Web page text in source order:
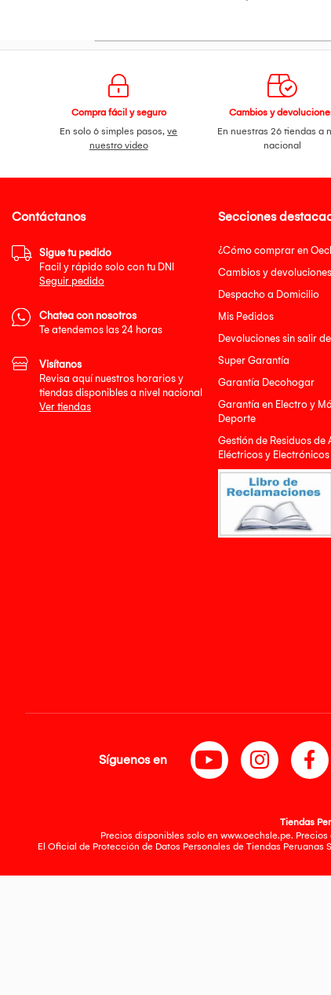
Compra fácil y seguro
En solo 6 simples pasos,ve
nuestro video
Cambios y
En nuestras 26 tiendas a
nacional
Secciones
¿Cómo comprar en
Cambios y devoluciones
Despacho a Domicilio
Mis Pedidos
Devoluciones sin salir
Super Garantía
Garantía Decohogar
Garantía en Electro y
Deporte
Gestión de Residuos de
Eléctricos y Electrónicos
Contáctanos
Sigue tu pedido
Facil y rápido solo con tu DNI
Seguir pedido
Chatea con nosotros
Te atendemos las 24 horas
Visítanos
Revisa aquí nuestros horarios y
tiendas disponibles a nivel nacional
Ver tiendas
Síguenos en
Tiendas
Precios disponibles solo en www.oechsle.pe.
El Oficial de Protección de Datos Personales de Tiendas